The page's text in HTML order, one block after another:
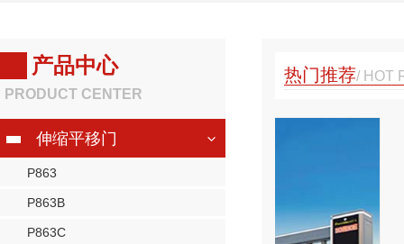
产品中心
PRODUCT CENTER
伸缩平移门
P863
P863B
P863C
热门推荐/ HOT
平移门
致的细节与简约线条、色彩、款式、工艺、组
，让门业与科技紧密结合。P863系列智能伸
大门是采用折叠平移运行方式达到开门或关门